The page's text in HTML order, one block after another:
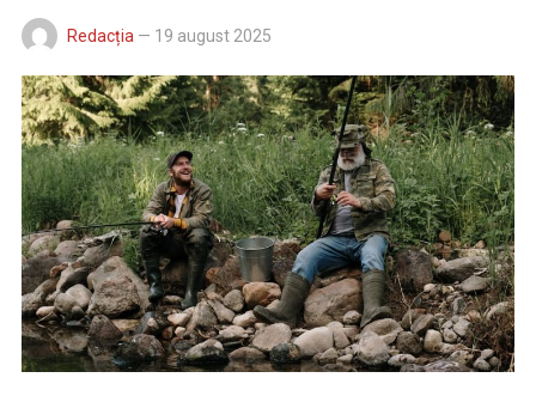
Redacția — 19 august 2025